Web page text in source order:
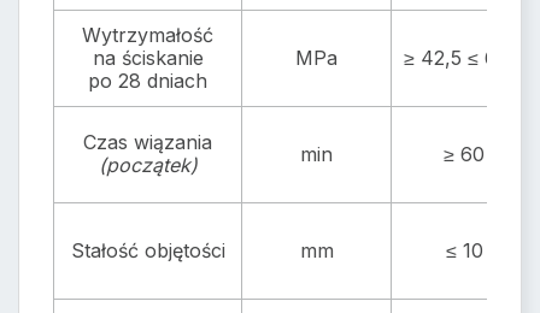
Wytrzymałość
na ściskanie
po 28 dniach
MPa ≥ 42,5 ≤ 62,5
Czas wiązania
(początek)
min ≥ 60
Stałość objętości mm ≤ 10